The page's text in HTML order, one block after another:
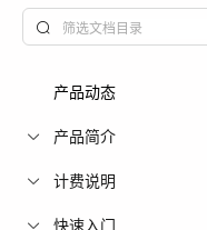
产品动态
产品简介
计费说明
快速入门